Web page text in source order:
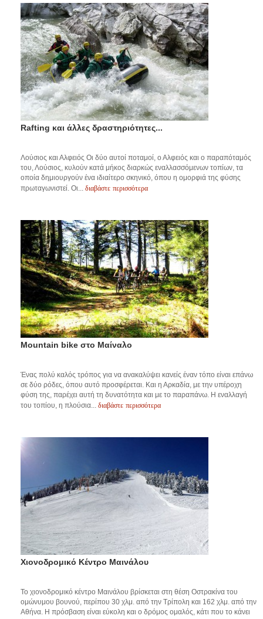
Rafting και άλλες δραστηριότητες...
Λούσιος και Αλφειός Οι δύο αυτοί ποταμοί, ο Αλφειός και ο παραπόταμός
του, Λούσιος, κυλούν κατά μήκος διαρκώς εναλλασσόμενων τοπίων, τα
οποία δημιουργούν ένα ιδιαίτερο σκηνικό, όπου η ομορφιά της φύσης
πρωταγωνιστεί. Οι... διαβάστε περισσότερα
Mountain bike στο Μαίναλο
Ένας πολύ καλός τρόπος για να ανακαλύψει κανείς έναν τόπο είναι επάνω
σε δύο ρόδες, όπου αυτό προσφέρεται. Και η Αρκαδία, με την υπέροχη
φύση της, παρέχει αυτή τη δυνατότητα και με το παραπάνω. Η εναλλαγή
του τοπίου, η πλούσια... διαβάστε περισσότερα
Χιονοδρομικό Κέντρο Μαινάλου
Το χιονοδρομικό κέντρο Μαινάλου βρίσκεται στη θέση Οστρακίνα του
ομώνυμου βουνού, περίπου 30 χλμ. από την Τρίπολη και 162 χλμ. από την
Αθήνα. Η πρόσβαση είναι εύκολη και ο δρόμος ομαλός, κάτι που το κάνει